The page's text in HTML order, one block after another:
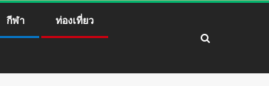
กีฬา ท่องเที่ยว